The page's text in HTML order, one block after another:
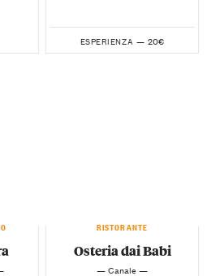
ESPERIENZA — 20€
RISTORANTE
Osteria dai Babi
— Canale —